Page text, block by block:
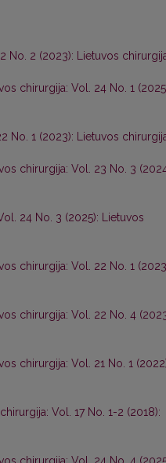
No. 2 (2023): Lietuvos
chirurgija: Vol. 24 No. 1
No. 1 (2023): Lietuvos
chirurgija: Vol. 23 No. 3
24 No. 3 (2025): Lietuvos
chirurgija: Vol. 22 No. 1
chirurgija: Vol. 22 No. 4
chirurgija: Vol. 21 No. 1
Vol. 17 No. 1-2 (2018):